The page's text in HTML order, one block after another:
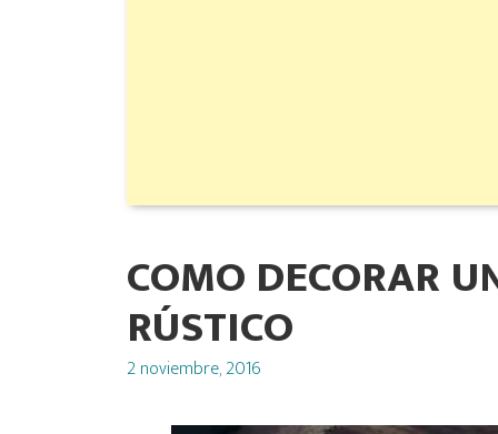
COMO DECORAR
RÚSTICO
Posted
2 noviembre, 2016